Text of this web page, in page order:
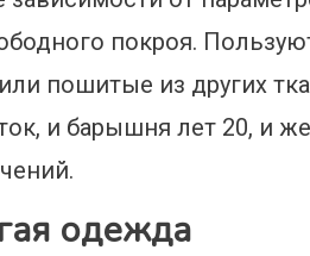
покроя.
пошитые из других
и барышня лет 20, и
одежда